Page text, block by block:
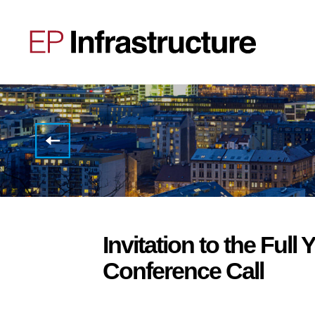
Výsledky
skupiny
EP
Infrastructure
za rok
končící
Invitation to the Full
Conference Call